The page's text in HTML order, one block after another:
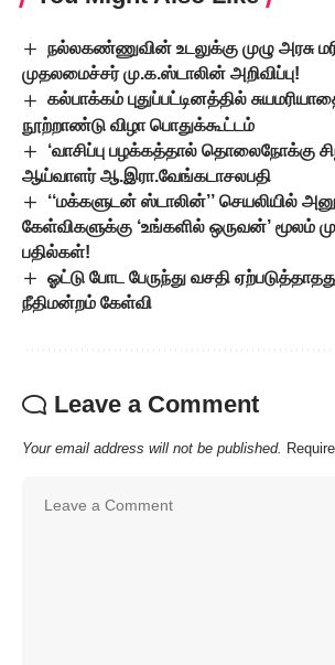
நல்லகண்ணுவின் உடலுக்கு முழு அரசு
முதலமைச்சர் மு.க.ஸ்டாலின் அறிவிப்பு!
கல்பாக்கம் புதுப்பட்டினத்தில்
நூற்றாண்டு விழா பொதுக்கூட்டம்
‘வாசிப்பு பழக்கத்தால் தொலைநோக்கு
ஆய்வாளர் ஆ.இரா.வேங்கடாசலபதி
‘‘மக்களுடன் ஸ்டாலின்’’ செயலியில்
கேள்விகளுக்கு ‘உங்களில் ஒருவன்’ மூலம்
பதில்கள்!
ஓட்டு போட பேருந்து வசதி
நீதிமன்றம் கேள்வி
Leave a Comment
Your email address will not be published.